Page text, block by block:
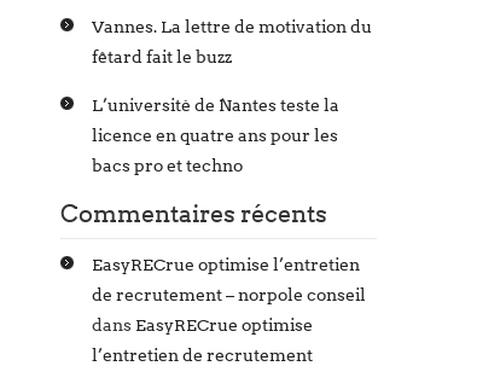
Vannes. La lettre de motivation du
fêtard fait le buzz
L’université de Nantes teste la
licence en quatre ans pour les
bacs pro et techno
Commentaires récents
EasyRECrue optimise l’entretien
de recrutement – norpole conseil
dans EasyRECrue optimise
l’entretien de recrutement